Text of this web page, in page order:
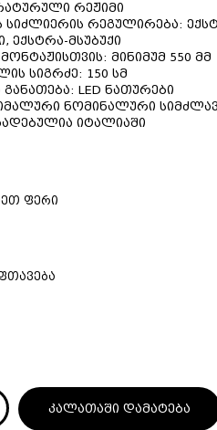
რეჟიმი
სიძლიერის რეგულირება:
ექსტრა-მსუბუქი
მინიმუმ 550 მმ
სიგრძე: 150 სმ
LED ნათურები
ნომინალური
იტალიაში
ფერი
კალათაში დამატება